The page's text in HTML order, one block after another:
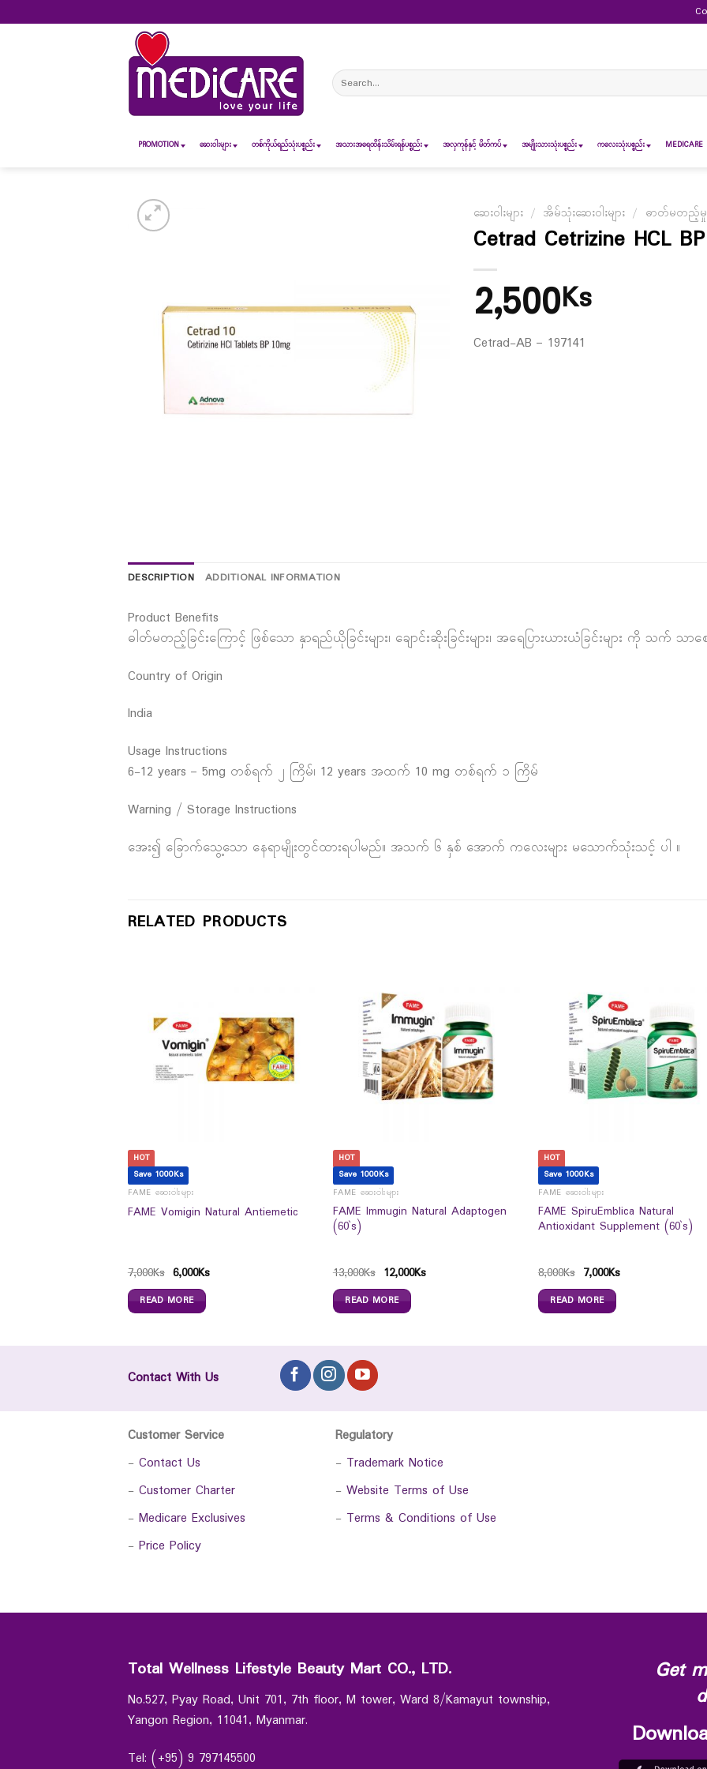
to
Search
for:
PROMOTION ဆေး၀ါးများ တစ်ကိုယ်ရည်သုံးပစ္စည်း အသားအရေထိန်းသိမ်းရန်ပစ္စည်း အလှကုန်နှင့် မိတ်ကပ် အမျိုးသားသုံးပစ္စည်း ကလေးသုံးပစ္စည်း MEDICARE
ဆေးဝါးများ / အိမ်သုံးဆေးဝါးများ / ဓာတ်မတည့်မှု
Cetrad Cetrizine HCL
2,500Ks
Cetrad-AB – 197141
DESCRIPTION ADDITIONAL INFORMATION
Product Benefits
ဓါတ်မတည့်ခြင်းကြောင့် ဖြစ်သော နှာရည်ယိုခြင်းများ၊ ချောင်းဆိုးခြင်းများ၊ အရေပြားယားယံခြင်းများ ကို သက်
Country of Origin
India
Usage Instructions
6-12 years – 5mg တစ်ရက် ၂ ကြိမ်၊ 12 years အထက် 10 mg တစ်ရက် ၁ ကြိမ်
Warning / Storage Instructions
‌အေး၍ ခြောက်သွေ့သော နေရာမျိုးတွင်ထားရပါမည်။ အသက် ၆ နှစ် အောက် ကလေးများ မသောက်သုံးသင့် ပါ ။
RELATED PRODUCTS
HOT
Save 1000Ks
FAME ဆေးဝါးများ
FAME Vomigin Natural Antiemetic
7,000Ks 6,000Ks
READ MORE
HOT
Save 1000Ks
FAME ဆေးဝါးများ
FAME Immugin Natural Adaptogen
(60`s)
13,000Ks 12,000Ks
READ MORE
HOT
Save 1000Ks
FAME ဆေးဝါးများ
FAME SpiruEmblica Natural
Antioxidant Supplement (60`s)
8,000Ks 7,000Ks
READ MORE
Contact With Us
Customer Service
- Contact Us
- Customer Charter
- Medicare Exclusives
- Price Policy
Regulatory
- Trademark Notice
- Website Terms of Use
- Terms & Conditions of Use
Total Wellness Lifestyle Beauty Mart CO., LTD.
No.527, Pyay Road, Unit 701, 7th floor, M tower, Ward 8/Kamayut township,
Yangon Region, 11041, Myanmar.
Tel: (+95) 9 797145500
Get